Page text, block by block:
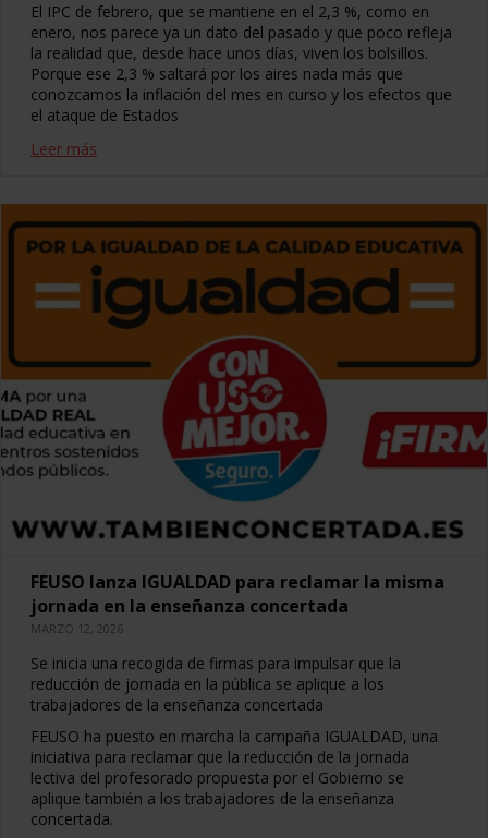
El IPC de febrero, que se mantiene en el 2,3 %, como en
enero, nos parece ya un dato del pasado y que poco refleja
la realidad que, desde hace unos días, viven los bolsillos.
Porque ese 2,3 % saltará por los aires nada más que
conozcamos la inflación del mes en curso y los efectos que
el ataque de Estados
Leer más
FEUSO lanza IGUALDAD para reclamar la misma
jornada en la enseñanza concertada
MARZO 12, 2026
Se inicia una recogida de firmas para impulsar que la
reducción de jornada en la pública se aplique a los
trabajadores de la enseñanza concertada
FEUSO ha puesto en marcha la campaña IGUALDAD, una
iniciativa para reclamar que la reducción de la jornada
lectiva del profesorado propuesta por el Gobierno se
aplique también a los trabajadores de la enseñanza
concertada.